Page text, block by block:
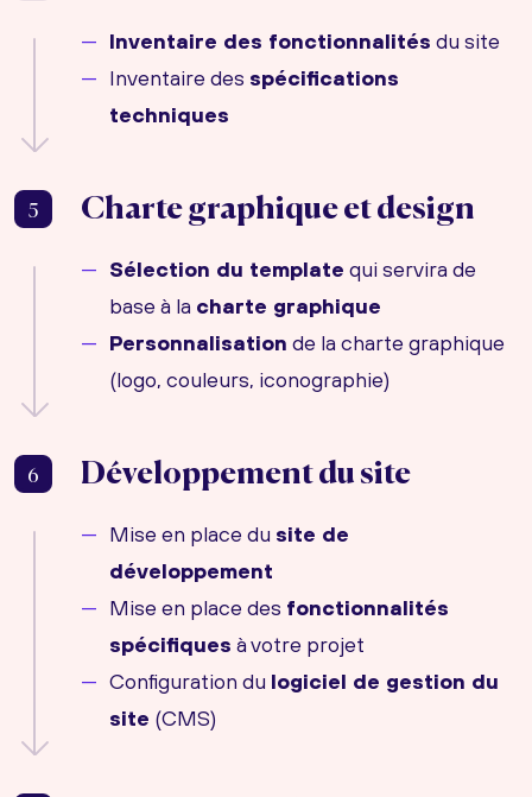
Inventaire des fonctionnalités du site
Inventaire des spécifications
techniques
5 Charte graphique et design
Sélection du template qui servira de
base à la charte graphique
Personnalisation de la charte graphique
(logo, couleurs, iconographie)
6 Développement du site
Mise en place du site de
développement
Mise en place des fonctionnalités
spécifiques à votre projet
Configuration du logiciel de gestion du
site (CMS)